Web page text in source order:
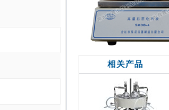
相关产品